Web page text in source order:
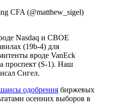
CFA (@matthew_sigel)
Nasdaq и CBOE
(19b-4) для
вроде VanEck
проспект (S-1). Наш
Сигел.
одобрения биржевых
осенних выборов в